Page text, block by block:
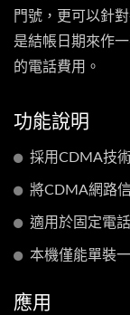
門號，更可以針
是結帳日期來作
的電話費用。
功能說明
採用CDMA技
將CDMA網路
適用於固定電
本機僅能單裝
應用